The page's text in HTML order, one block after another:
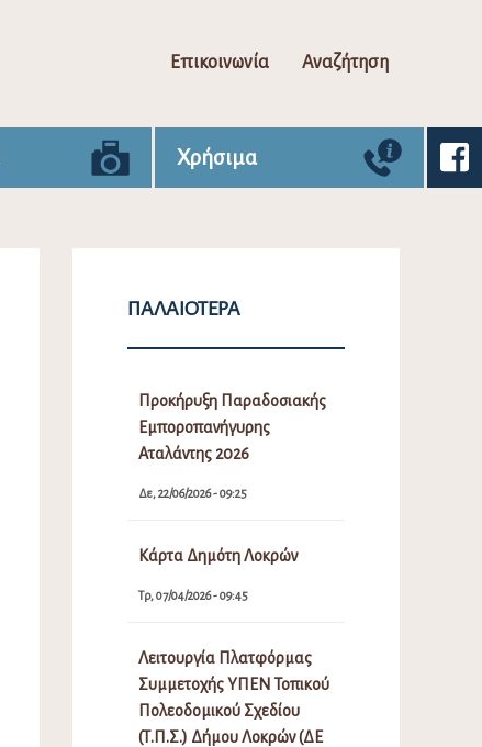
Επικοινωνία Αναζήτηση
Χρήσιμα
ΠΑΛΑΙΌΤΕΡΑ
Προκήρυξη Παραδοσιακής
Εμποροπανήγυρης
Αταλάντης 2026
Δε, 22/06/2026 - 09:25
Κάρτα Δημότη Λοκρών
Τρ, 07/04/2026 - 09:45
Λειτουργία Πλατφόρμας
Συμμετοχής ΥΠΕΝ Τοπικού
Πολεοδομικού Σχεδίου
(Τ.Π.Σ.) Δήμου Λοκρών (ΔΕ